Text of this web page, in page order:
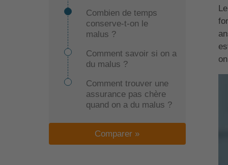
Combien de temps
conserve-t-on le
malus ?
Comment savoir si on a
du malus ?
Comment trouver une
assurance pas chère
quand on a du malus ?
Comparer »